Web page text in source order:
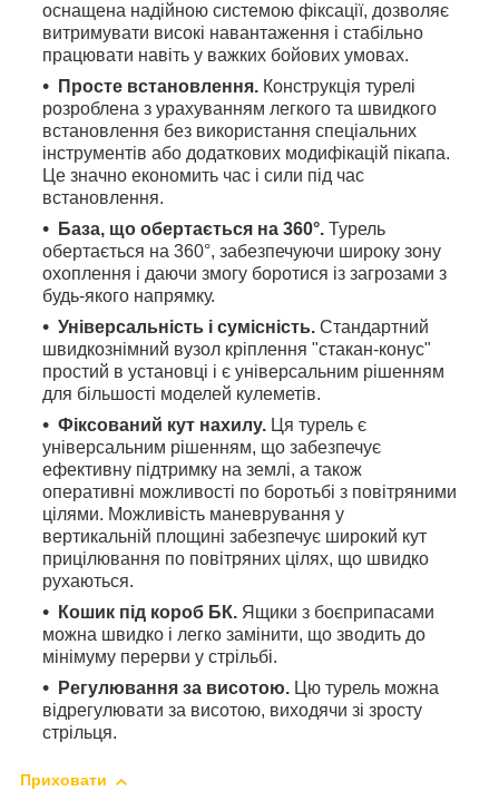
оснащена надійною системою фіксації, дозволяє
витримувати високі навантаження і стабільно
працювати навіть у важких бойових умовах.
Просте встановлення. Конструкція турелі
розроблена з урахуванням легкого та швидкого
встановлення без використання спеціальних
інструментів або додаткових модифікацій пікапа.
Це значно економить час і сили під час
встановлення.
База, що обертається на 360°. Турель
обертається на 360°, забезпечуючи широку зону
охоплення і даючи змогу боротися із загрозами з
будь-якого напрямку.
Універсальність і сумісність. Стандартний
швидкознімний вузол кріплення "стакан-конус"
простий в установці і є універсальним рішенням
для більшості моделей кулеметів.
Фіксований кут нахилу. Ця турель є
універсальним рішенням, що забезпечує
ефективну підтримку на землі, а також
оперативні можливості по боротьбі з повітряними
цілями. Можливість маневрування у
вертикальній площині забезпечує широкий кут
прицілювання по повітряних цілях, що швидко
рухаються.
Кошик під короб БК. Ящики з боєприпасами
можна швидко і легко замінити, що зводить до
мінімуму перерви у стрільбі.
Регулювання за висотою. Цю турель можна
відрегулювати за висотою, виходячи зі зросту
стрільця.
Приховати